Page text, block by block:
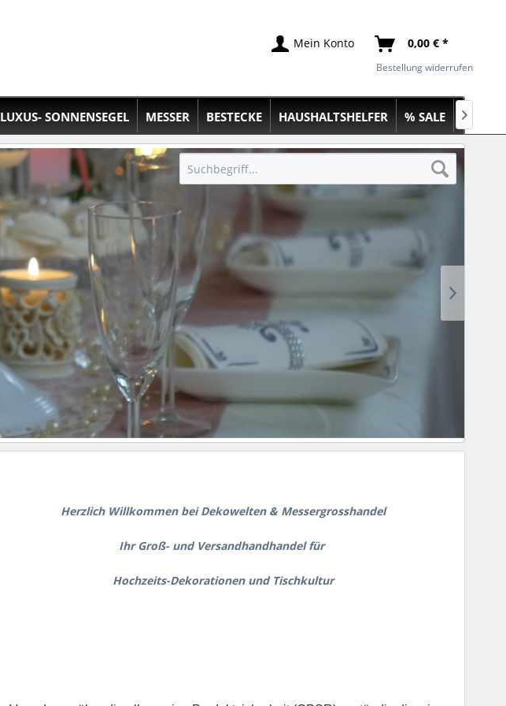
Mein Konto 0,00 € *
Bestellung widerrufen
LUXUS- SONNENSEGEL MESSER BESTECKE HAUSHALTSHELFER % SALE 
Herzlich Willkommen bei Dekowelten & Messergrosshandel
Ihr Groß- und Versandhandhandel für
Hochzeits-Dekorationen und Tischkultur